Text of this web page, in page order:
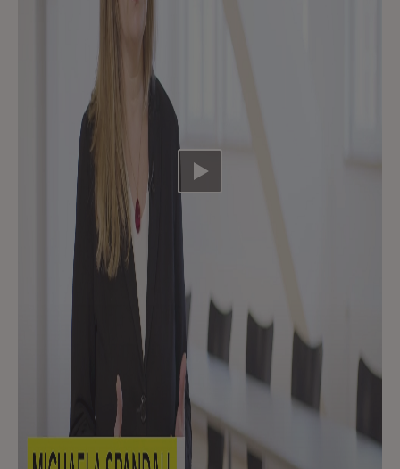
Video abspielen